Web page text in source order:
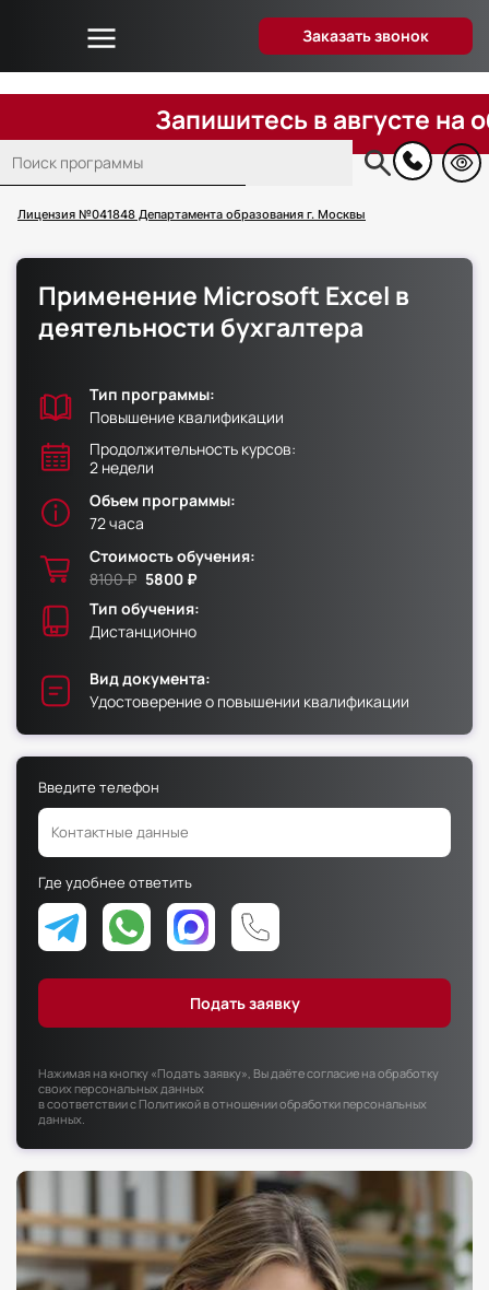
Лицензия №041848 Департамента образования г. Москвы
Заказать звонок
Основная
навигация
Об университете
Дистанционное образование
Преподаватели
Вопрос-ответ
Способы оплаты
Поступающим
Контакты
Факультет физической культуры и спорта
Юридический факультет
Факультет менеджмента и экономики
Факультет педагогики
Факультет психологии
Факультет рекламы и связей с общественностью
Факультет социальной работы
Факультет физической культуры и спорта
Юридический факультет
Факультет менеджмента и экономики
Факультет рекламы и связей с общественностью
Запишитесь в августе на
Применение Microsoft Excel в
деятельности бухгалтера
Тип программы:
Повышение квалификации
Продолжительность курсов:
2 недели
Объем программы:
72 часа
Стоимость обучения:
8100 ₽ 5800 ₽
Тип обучения:
Дистанционно
Вид документа:
Удостоверение о повышении квалификации
Введите телефон
Где удобнее ответить
Нажимая на кнопку «Подать заявку», Вы даёте согласие на обработку
своих персональных данных
в соответствии сПолитикой в отношении обработки персональных
данных.